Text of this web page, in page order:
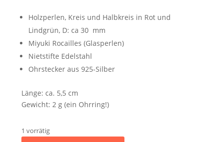
Holzperlen, Kreis und Halbkreis in Rot und
Lindgrün, D: ca 30 mm
Miyuki Rocailles (Glasperlen)
Nietstifte Edelstahl
Ohrstecker aus 925-Silber
Länge: ca. 5,5 cm
Gewicht: 2 g (ein Ohrring!)
1 vorrätig